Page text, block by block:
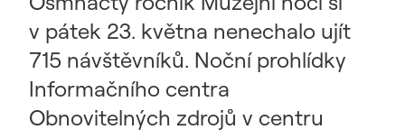
v pátek 23. května nenechalo ujít
715 návštěvníků. Noční prohlídky
Informačního centra
Obnovitelných zdrojů v centru